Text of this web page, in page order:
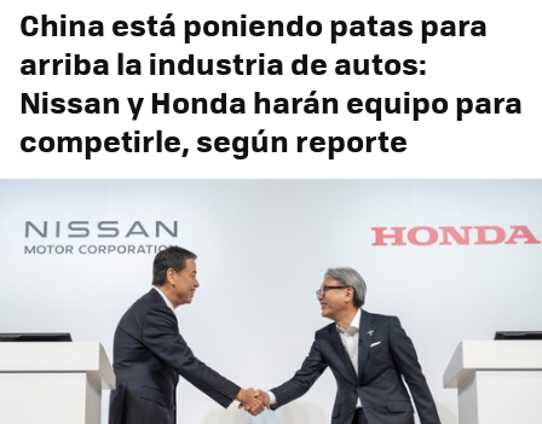
China está poniendo patas para
arriba la industria de autos:
Nissan y Honda harán equipo para
competirle, según reporte